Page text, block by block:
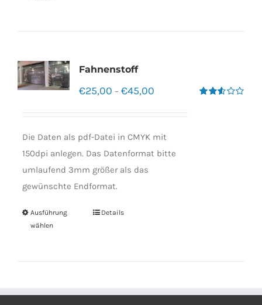
Fahnenstoff
€25,00 – €45,00
Die Daten als pdf-Datei in CMYK mit
150dpi anlegen. Das Datenformat bitte
umlaufend 3mm größer als das
gewünschte Endformat.
Ausführung
wählen
Details